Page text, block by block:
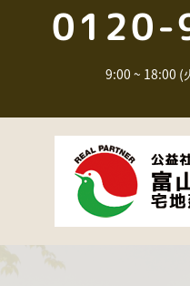
0120-
9:00 ~ 18:00